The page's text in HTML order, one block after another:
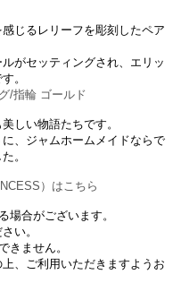
じるレリーフを彫刻したペア
がセッティングされ、エリッ
。
/指輪 ゴールド
しい物語たちです。
、ジャムホームメイドならで
。
）はこちら
場合がございます。
い。
きません。
、ご利用いただきますようお